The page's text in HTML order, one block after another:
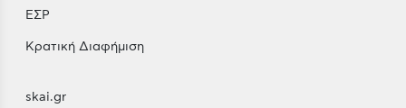
ΕΣΡ
Κρατική Διαφήμιση
skai.gr